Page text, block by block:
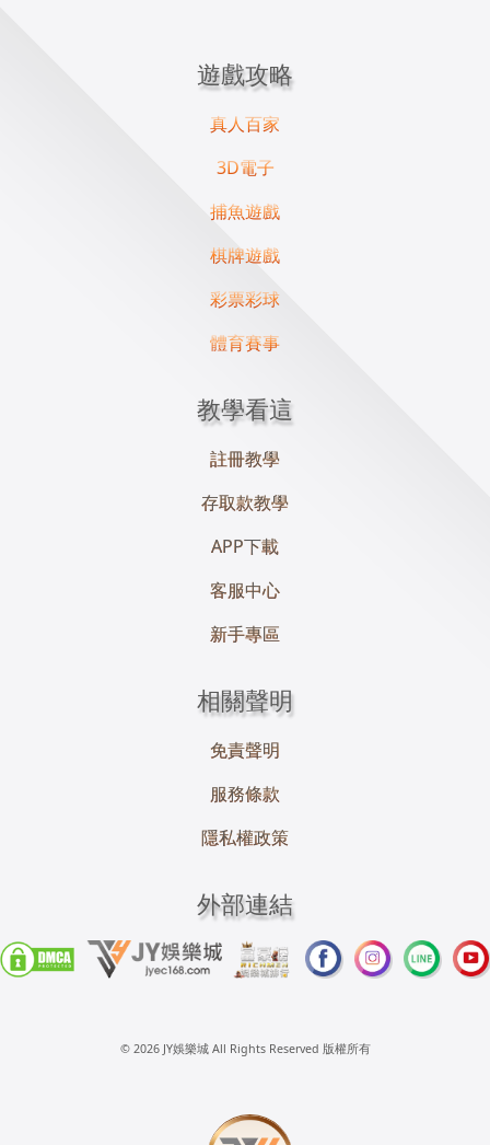
遊戲攻略
真人百家
3D電子
捕魚遊戲
棋牌遊戲
彩票彩球
體育賽事
教學看這
註冊教學
存取款教學
APP下載
客服中心
新手專區
相關聲明
免責聲明
服務條款
隱私權政策
外部連結
© 2026 JY娛樂城 All Rights Reserved 版權所有